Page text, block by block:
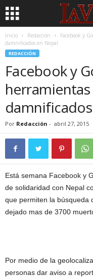
Inicio Redacción
Facebook y
damnificados en Nepal
REDACCIÓN
Facebook y
Por Redacción - abril 27, 2015
Está semana Facebook y
de solidaridad con Nepal
que permiten la búsqueda
dejado mas de 3700
Por medio de la
personas dar aviso a